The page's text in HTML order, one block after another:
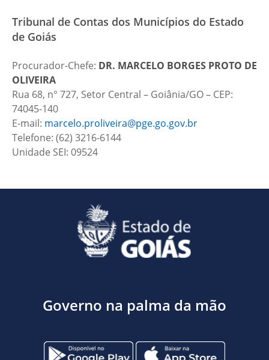
Tribunal de Contas dos Municípios do Estado
de Goiás
Procurador-Chefe: DR. MARCELO BORGES PROTO DE
OLIVEIRA
Rua 68, n° 727, Setor Central – Goiânia/GO – CEP:
74045-140
E-mail: marcelo.proliveira@pge.go.gov.br
Telefone: (62) 3216-6144
Unidade SEI: 09524
Governo na palma da mão